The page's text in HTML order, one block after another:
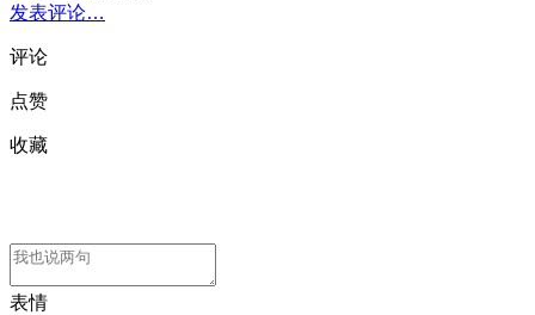
发表评论…
评论
点赞
收藏
表情